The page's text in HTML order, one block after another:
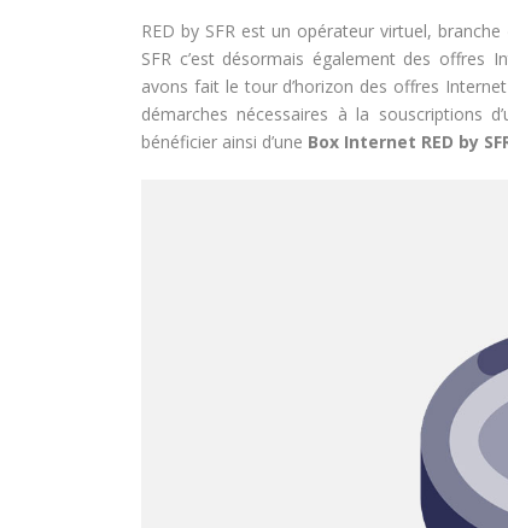
RED by SFR est un opérateur virtuel,
SFR c’est désormais également des offres
avons fait le tour d’horizon des offres
démarches nécessaires à la souscriptions
bénéficier ainsi d’une Box Internet RED by